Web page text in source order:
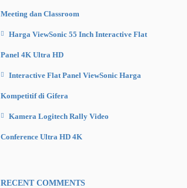
Meeting dan Classroom
Harga ViewSonic 55 Inch Interactive Flat
Panel 4K Ultra HD
Interactive Flat Panel ViewSonic Harga
Kompetitif di Gifera
Kamera Logitech Rally Video
Conference Ultra HD 4K
RECENT COMMENTS